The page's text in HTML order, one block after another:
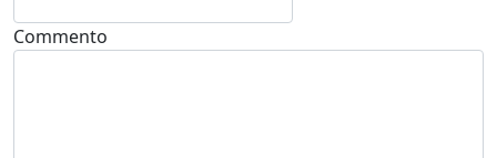
Commento